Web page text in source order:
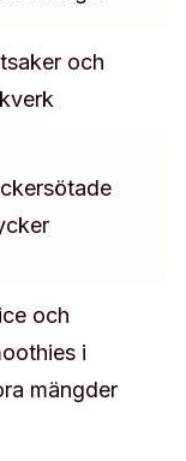
och
och
i
mängder